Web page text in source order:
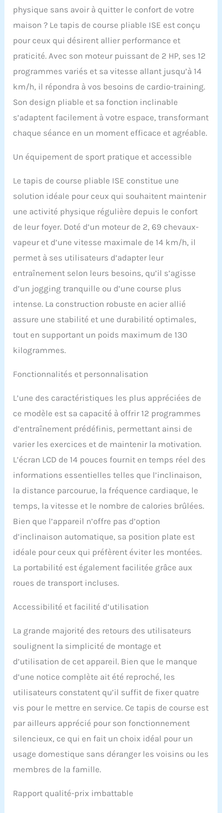
physique sans avoir à quitter le confort de votre
maison ? Le tapis de course pliable ISE est conçu
pour ceux qui désirent allier performance et
praticité. Avec son moteur puissant de 2 HP, ses 12
programmes variés et sa vitesse allant jusqu’à 14
km/h, il répondra à vos besoins de cardio-training.
Son design pliable et sa fonction inclinable
s’adaptent facilement à votre espace, transformant
chaque séance en un moment efficace et agréable.
Un équipement de sport pratique et accessible
Le tapis de course pliable ISE constitue une
solution idéale pour ceux qui souhaitent maintenir
une activité physique régulière depuis le confort
de leur foyer. Doté d’un moteur de 2, 69 chevaux-
vapeur et d’une vitesse maximale de 14 km/h, il
permet à ses utilisateurs d’adapter leur
entraînement selon leurs besoins, qu’il s’agisse
d’un jogging tranquille ou d’une course plus
intense. La construction robuste en acier allié
assure une stabilité et une durabilité optimales,
tout en supportant un poids maximum de 130
kilogrammes.
Fonctionnalités et personnalisation
L’une des caractéristiques les plus appréciées de
ce modèle est sa capacité à offrir 12 programmes
d’entraînement prédéfinis, permettant ainsi de
varier les exercices et de maintenir la motivation.
L’écran LCD de 14 pouces fournit en temps réel des
informations essentielles telles que l’inclinaison,
la distance parcourue, la fréquence cardiaque, le
temps, la vitesse et le nombre de calories brûlées.
Bien que l’appareil n’offre pas d’option
d’inclinaison automatique, sa position plate est
idéale pour ceux qui préfèrent éviter les montées.
La portabilité est également facilitée grâce aux
roues de transport incluses.
Accessibilité et facilité d’utilisation
La grande majorité des retours des utilisateurs
soulignent la simplicité de montage et
d’utilisation de cet appareil. Bien que le manque
d’une notice complète ait été reproché, les
utilisateurs constatent qu’il suffit de fixer quatre
vis pour le mettre en service. Ce tapis de course est
par ailleurs apprécié pour son fonctionnement
silencieux, ce qui en fait un choix idéal pour un
usage domestique sans déranger les voisins ou les
membres de la famille.
Rapport qualité-prix imbattable